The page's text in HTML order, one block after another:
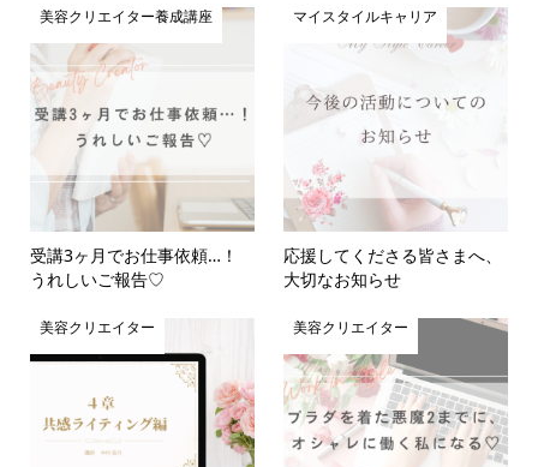
美容クリエイター養成講座
受講3ヶ月でお仕事依頼…！
うれしいご報告♡
マイスタイルキャリア
応援してくださる皆さまへ、
大切なお知らせ
美容クリエイター 美容クリエイター